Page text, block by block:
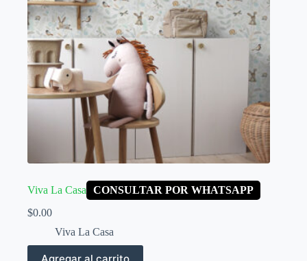
Viva La Casa
CONSULTAR POR WHATSAPP
$0.00
Viva La Casa